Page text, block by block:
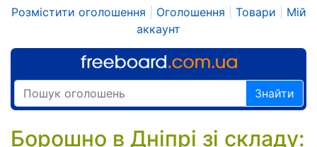
Розмістити оголошення Оголошення Товари
Мій
аккаунт
Знайти
Борошно в Дніпрі зі складу: